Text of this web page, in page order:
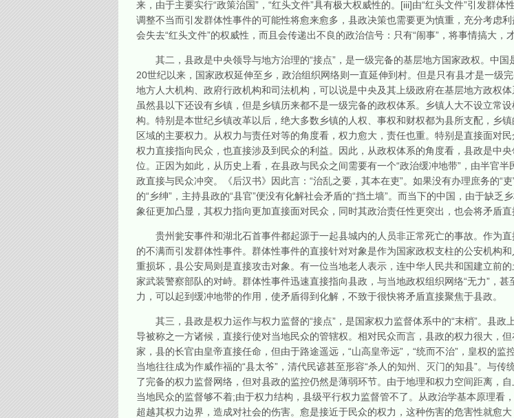
来，由于主要实行“政策治国”，“红头文件”具有极大权威性的。[iii]由“红头文件”引发群
调整不当而引发群体性事件的可能性将愈来愈多，县政决策也需要更为慎重，充分考虑
会失去“红头文件”的权威性，而且会传递出不良的政治信号：只有“闹事”，将事情搞大，
其二，县政是中央领导与地方治理的“接点”，是一级完备的基层地方国家政权。中国
20世纪以来，国家政权延伸至乡，政治组织网络则一直延伸到村。但是只有县才是一级
地方人大机构、政府行政机构和司法机构，可以说是中央及其上级政府在基层地方政权体
虽然县以下还设有乡镇，但是乡镇历来都不是一级完备的政权体系。乡镇人大不设立常
构。特别是本世纪乡镇改革以后，绝大多数乡镇的人权、事权和财权都为县所支配，乡
区域的主要权力。从权力与责任对等的角度看，权力愈大，责任也重。特别是直接面对
权力直接指向民众，也直接涉及到民众的利益。因此，从政权体系的角度看，县政是中
位。正因为如此，从历史上看，在县政与民众之间需要有一个“政治缓冲地带”，由半官半
政直接与民众冲突。《后汉书》因此言：“治乱之要，其本在吏”。如果没有办理庶务的“
的“乡绅”，主持县政的“县官”便没有化解社会矛盾的“挡土墙”。而当下的中国，由于缺
象征更加凸显，其权力指向更加直接面对民众，同时其政治责任性更突出，也会将矛盾直
贵州瓮安事件和湖北石首事件都起源于一起县城内的人员非正常死亡的事故。作为直
的不满而引发群体性事件。群体性事件的直接针对对象是作为国家政权支柱的公安机构
重损坏，县公安局则是直接攻击对象。有一位当地老人表示，连中华人民共和国建立前
家武装警察部队的对峙。群体性事件迅速直接指向县政，与当地政权组织网络“无力”，
力，可以起到缓冲地带的作用，使矛盾得到化解，不致于很快将矛盾直接聚焦于县政。
其三，县政是权力运作与权力监督的“接点”，是国家权力监督体系中的“末梢”。县政
导被称之一方诸候，直接行使对当地民众的管辖权。相对民众而言，县政的权力很大，
家，县的长官由皇帝直接任命，但由于路途遥远，“山高皇帝远”，“统而不治”，皇权的
当地往往成为作威作福的“县太爷”，清代民谚甚至形容“杀人的知州、灭门的知县”。与
了完备的权力监督网络，但对县政的监控仍然是薄弱环节。由于地理和权力空间距离，
当地民众的监督够不着;由于权力结构，县级平行权力监督管不了。从政治学基本原理看
超越其权力边界，造成对社会的伤害。愈是接近于民众的权力，这种伤害的危害性就愈